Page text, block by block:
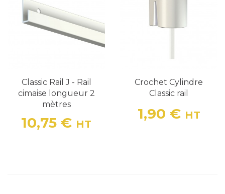
Classic Rail J - Rail
cimaise longueur 2
mètres
Prix
10,75 € HT
Crochet Cylindre
Classic rail
Prix
1,90 € HT